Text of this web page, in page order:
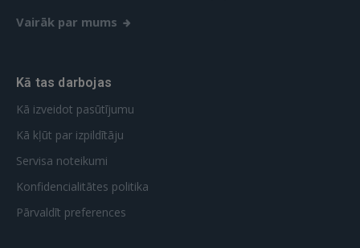
Vairāk par mums
Kā tas darbojas
Kā izveidot pasūtījumu
Kā kļūt par izpildītāju
Servisa noteikumi
Konfidencialitātes politika
Pārvaldīt preferences